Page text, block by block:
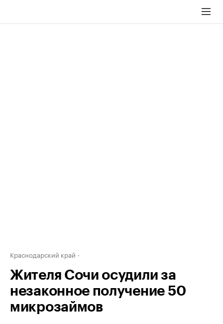
Краснодарский край
Жителя Сочи осудили за
незаконное получение 50
микрозаймов